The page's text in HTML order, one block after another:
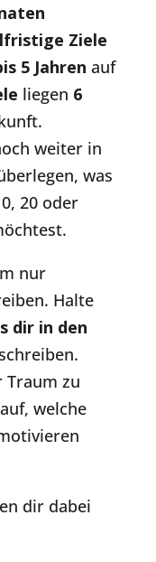
Ziele
5 Jahren auf
liegen 6
weiter in
was
20 oder
nur
Halte
dir in den
Traum zu
welche
dir dabei